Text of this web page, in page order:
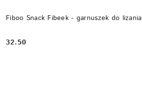
Fiboo Snack Fibeek - garnuszek do lizania
Cena:
32.50